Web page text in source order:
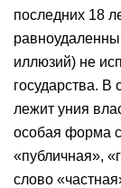
последних 18
иллюзий) не
государства. В
лежит уния
особая форма
«публичная»,
слово